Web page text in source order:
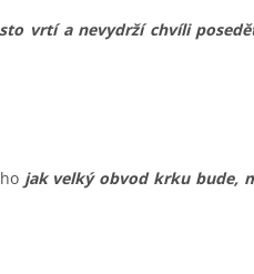
vrtí a nevydrží chvíli
jak velký obvod krku bude,